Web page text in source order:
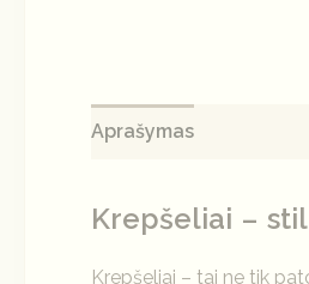
Aprašymas
Krepšeliai –
Krepšeliai – tai ne tik